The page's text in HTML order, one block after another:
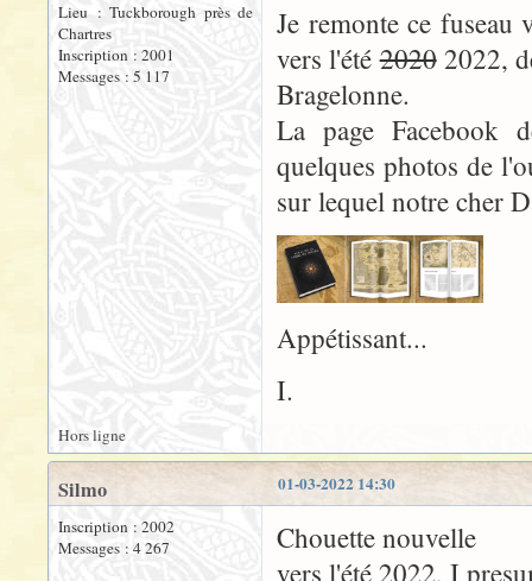
Lieu : Tuckborough près de
Chartres
Inscription : 2001
Messages : 5 117
Je remonte ce
vers l'été20202022,
Bragelonne.
La page Facebook
quelques photos de
sur lequel notre cher
Appétissant...
I.
Hors ligne
01-03-2022 14:30
Silmo
Inscription : 2002
Messages : 4 267
Chouette nouvelle
vers l'été 2022, I